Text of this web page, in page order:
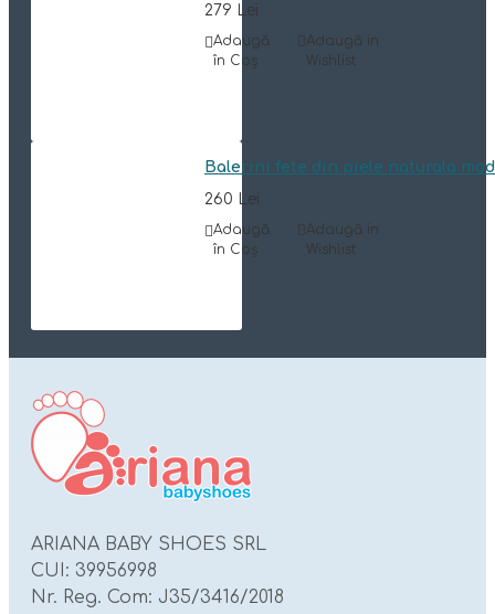
279 Lei
Adaugă
în Coş
Adaugă in
Wishlist
Balerini fete din piele naturala
260 Lei
Adaugă
în Coş
Adaugă in
Wishlist
ARIANA BABY SHOES SRL
CUI: 39956998
Nr. Reg. Com: J35/3416/2018